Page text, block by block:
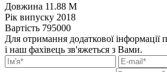
Довжина 11.88 M
Рік випуску 2018
Вартість 795000
Для отримання додаткової інформації
і наш фахівець зв'яжеться з Вами.